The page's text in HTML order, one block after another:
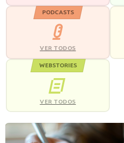
PODCASTS
VER TODOS
WEBSTORIES
VER TODOS